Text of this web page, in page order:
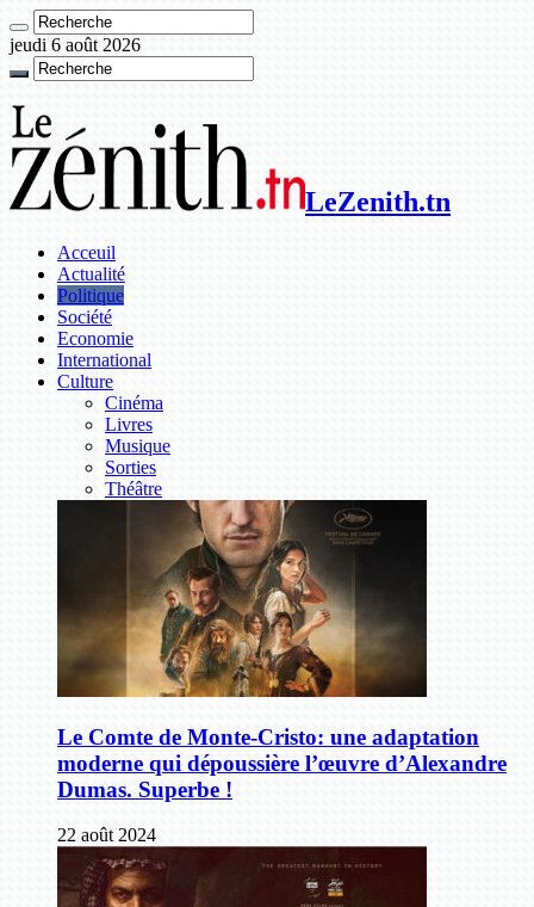
jeudi 6 août 2026
LeZenith.tn
Acceuil
Actualité
Politique
Société
Economie
International
Culture
Cinéma
Livres
Musique
Sorties
Théâtre
Le Comte de Monte-Cristo: une adaptation
moderne qui dépoussière l’œuvre d’Alexandre
Dumas. Superbe !
22 août 2024